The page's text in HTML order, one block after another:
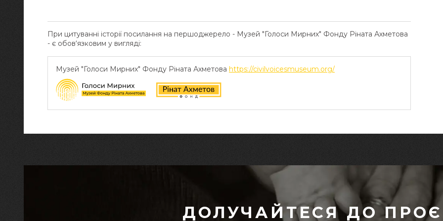
При цитуванні історії посилання на першоджерело - Музей "Голоси Мирних" Фонду Ріната Ахметова
- є обов‘язковим у вигляді:
Музей "Голоси Мирних" Фонду Ріната Ахметова https://civilvoicesmuseum.org/
ДОЛУЧАЙТЕСЯ ДО